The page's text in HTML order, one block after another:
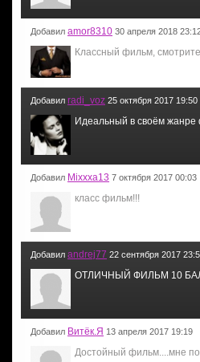
Добавил amor8310 30 апреля 2018
Классный фильм,
Добавил radi_voz 25 октября 2017 19:50
Идеальный в своём
Добавил Mixxxa13 7 октября 2017 00:03
класс фильм!!!
Добавил andrej77 22 сентября 2017
ОТЛИЧНЫЙ ФИЛЬМ 10
Добавил Витёк.Я 13 апреля 2017 19:19
Достойный фильм....мне